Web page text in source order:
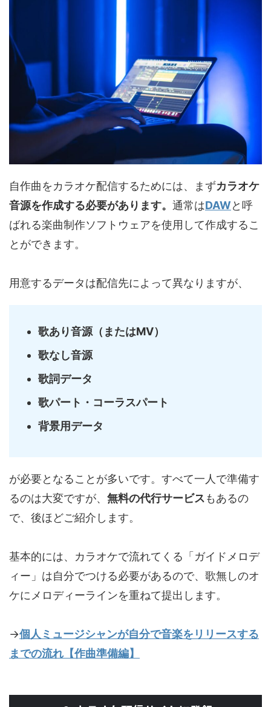
自作曲をカラオケ配信するためには、まずカラオケ
音源を作成する必要があります。 通常はDAWと呼
ばれる楽曲制作ソフトウェアを使用して作成するこ
とができます。
用意するデータは配信先によって異なりますが、
歌あり音源（またはMV）
歌なし音源
歌詞データ
歌パート・コーラスパート
背景用データ
が必要となることが多いです。すべて一人で準備す
るのは大変ですが、 無料の代行サービスもあるの
で、後ほどご紹介します。
基本的には、カラオケで流れてくる「ガイドメロデ
ィー」は自分でつける必要があるので、歌無しのオ
ケにメロディーラインを重ねて提出します。
→個人ミュージシャンが自分で音楽をリリースする
までの流れ【作曲準備編】